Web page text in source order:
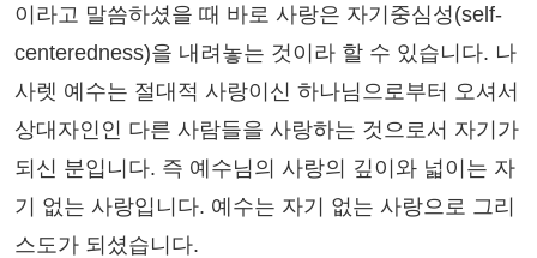
이라고 말씀하셨을 때 바로 사랑은 자기중심성(self-
centeredness)을 내려놓는 것이라 할 수 있습니다. 나
사렛 예수는 절대적 사랑이신 하나님으로부터 오셔서
상대자인인 다른 사람들을 사랑하는 것으로서 자기가
되신 분입니다. 즉 예수님의 사랑의 깊이와 넓이는 자
기 없는 사랑입니다. 예수는 자기 없는 사랑으로 그리
스도가 되셨습니다.